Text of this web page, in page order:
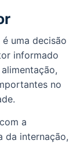
uma decisão
informado
no
a
da internação,